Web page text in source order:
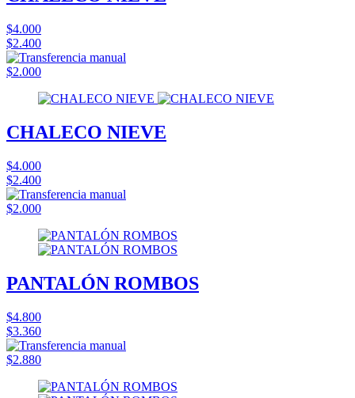
$4.000
$2.400
$2.000
CHALECO NIEVE
$4.000
$2.400
$2.000
PANTALÓN ROMBOS
$4.800
$3.360
$2.880